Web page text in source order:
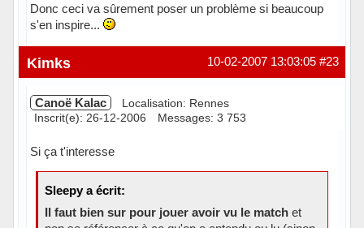
Donc ceci va sûrement poser un problème si beaucoup
s'en inspire...
Hors ligne #23
10-02-2007 13:03:05
Kimks
Canoë Kalac
Localisation: Rennes
Inscrit(e): 26-12-2006
Messages: 3 753
Si ça t'interesse
Sleepy a écrit:
Il faut bien sur pour jouer avoir vu le match et